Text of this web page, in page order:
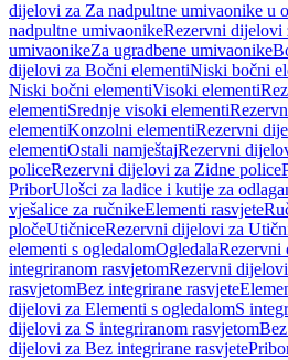
dijelovi za Za nadpultne umivaonike u
nadpultne umivaonikeRezervni dijelovi
umivaonikeZa ugradbene umivaonike
dijelovi za Bočni elementiNiski bočni
Niski bočni elementiVisoki elementi
elementiSrednje visoki elementi
elementiKonzolni elementiRezervni
elementiOstali namještajRezervni
policeRezervni dijelovi za Zidne police
PriborUlošci za ladice i kutije za
vješalice za ručnikeElementi rasvjete
pločeUtičniceRezervni dijelovi za
elementi s ogledalomOgledalaRezervni
integriranom rasvjetomRezervni
rasvjetomBez integrirane rasvjete
dijelovi za Elementi s ogledalomS
dijelovi za S integriranom rasvjetom
dijelovi za Bez integrirane rasvjete